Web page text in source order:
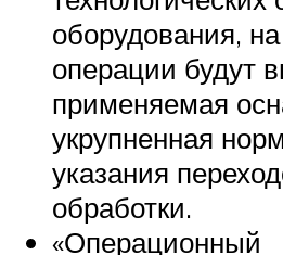
оборудования,
операции будут
применяемая
укрупненная
указания
обработки.
«Операционный